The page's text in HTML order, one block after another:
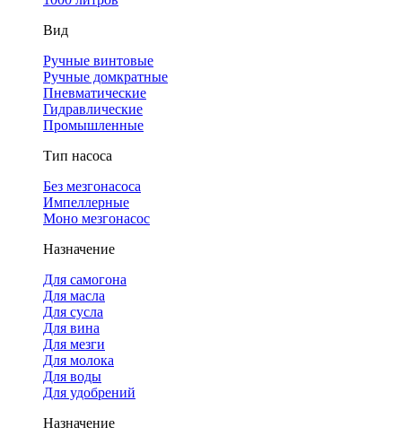
Вид
Ручные винтовые
Ручные домкратные
Пневматические
Гидравлические
Промышленные
Тип насоса
Без мезгонасоса
Импеллерные
Моно мезгонасос
Назначение
Для самогона
Для масла
Для сусла
Для вина
Для мезги
Для молока
Для воды
Для удобрений
Назначение